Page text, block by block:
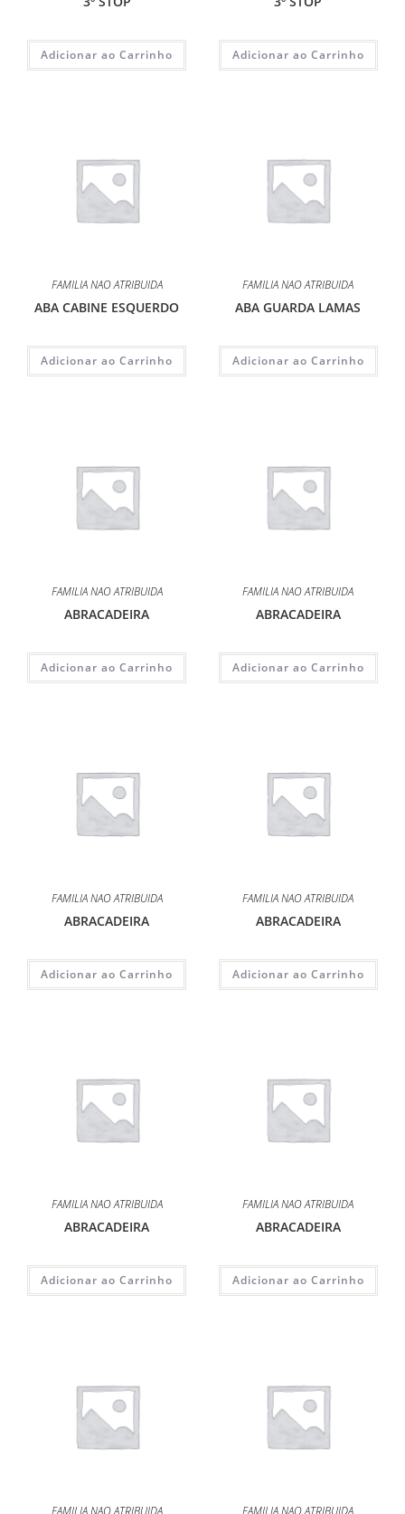
Adicionar ao Carrinho Adicionar ao Carrinho
FAMILIA NAO ATRIBUIDA
ABA CABINE ESQUERDO
Adicionar ao Carrinho
FAMILIA NAO ATRIBUIDA
ABA GUARDA LAMAS
Adicionar ao Carrinho
FAMILIA NAO ATRIBUIDA
ABRACADEIRA
Adicionar ao Carrinho
FAMILIA NAO ATRIBUIDA
ABRACADEIRA
Adicionar ao Carrinho
FAMILIA NAO ATRIBUIDA
ABRACADEIRA
Adicionar ao Carrinho
FAMILIA NAO ATRIBUIDA
ABRACADEIRA
Adicionar ao Carrinho
FAMILIA NAO ATRIBUIDA
ABRACADEIRA
Adicionar ao Carrinho
FAMILIA NAO ATRIBUIDA
ABRACADEIRA
Adicionar ao Carrinho
FAMILIA NAO ATRIBUIDA FAMILIA NAO ATRIBUIDA